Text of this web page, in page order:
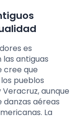
es
antiguas
cree que
pueblos
aunque
aéreas
La